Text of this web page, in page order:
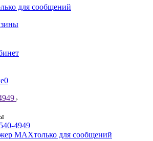
для сообщений
0
4949
МАХтолько для сообщений